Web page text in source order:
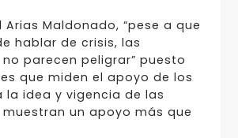
Arias Maldonado, “pese a que
hablar de crisis, las
parecen peligrar” puesto
que miden el apoyo de los
la idea y vigencia de las
un apoyo más que